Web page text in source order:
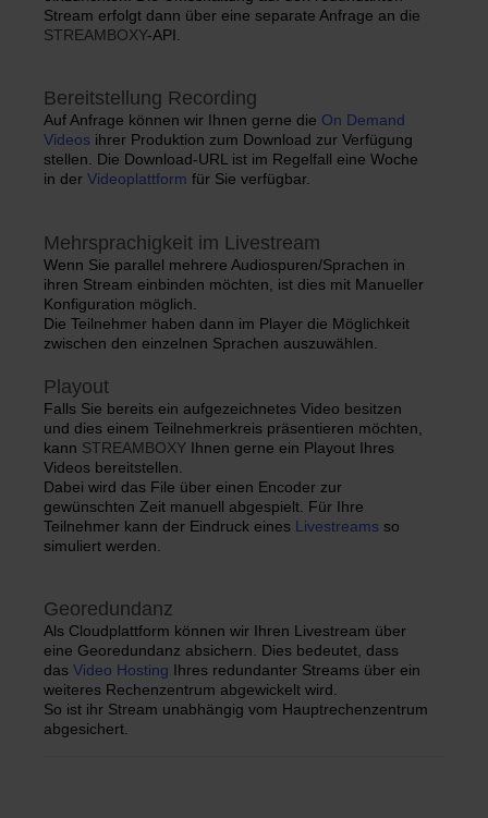
Stream erfolgt dann über eine separate Anfrage an die
STREAMBOXY-API.
Bereitstellung Recording
Auf Anfrage können wir Ihnen gerne die On Demand
Videos ihrer Produktion zum Download zur Verfügung
stellen. Die Download-URL ist im Regelfall eine Woche
in der Videoplattform für Sie verfügbar.
Mehrsprachigkeit im Livestream
Wenn Sie parallel mehrere Audiospuren/Sprachen in
ihren Stream einbinden möchten, ist dies mit Manueller
Konfiguration möglich.
Die Teilnehmer haben dann im Player die Möglichkeit
zwischen den einzelnen Sprachen auszuwählen.
Playout
Falls Sie bereits ein aufgezeichnetes Video besitzen
und dies einem Teilnehmerkreis präsentieren möchten,
kann STREAMBOXY Ihnen gerne ein Playout Ihres
Videos bereitstellen.
Dabei wird das File über einen Encoder zur
gewünschten Zeit manuell abgespielt. Für Ihre
Teilnehmer kann der Eindruck eines Livestreams so
simuliert werden.
Georedundanz
Als Cloudplattform können wir Ihren Livestream über
eine Georedundanz absichern. Dies bedeutet, dass
das Video Hosting Ihres redundanter Streams über ein
weiteres Rechenzentrum abgewickelt wird.
So ist ihr Stream unabhängig vom Hauptrechenzentrum
abgesichert.